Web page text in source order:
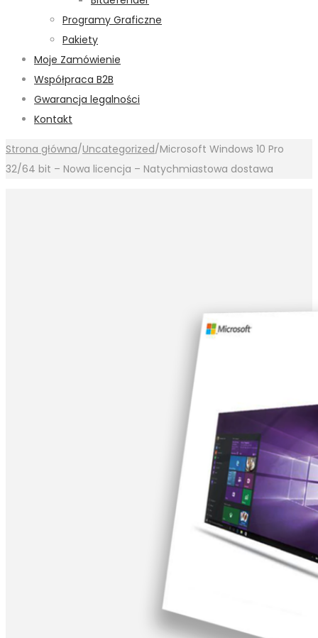
Programy Graficzne
Pakiety
Moje Zamówienie
Współpraca B2B
Gwarancja legalności
Kontakt
Strona główna/Uncategorized/Microsoft Windows 10 Pro
32/64 bit – Nowa licencja – Natychmiastowa dostawa